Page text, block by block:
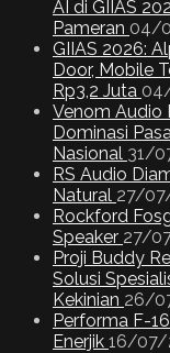
AI di GIIAS
Pameran 04/
GIIAS 2026:
Door, Mobile
Rp3,2 Juta
Venom Audio
Dominasi
Nasional 31/
RS Audio
Natural 27/
Rockford
Speaker 27/
Proji Buddy
Solusi
Kekinian 26/
Performa F-
Enerjik 16/07/